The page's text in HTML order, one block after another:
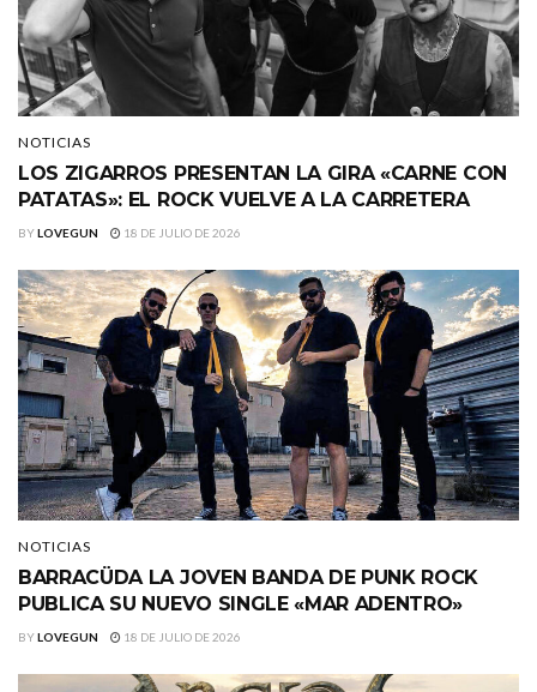
NOTICIAS
LOS ZIGARROS PRESENTAN LA GIRA «CARNE CON
PATATAS»: EL ROCK VUELVE A LA CARRETERA
BYLOVEGUN 18 DE JULIO DE 2026
NOTICIAS
BARRACÜDA LA JOVEN BANDA DE PUNK ROCK
PUBLICA SU NUEVO SINGLE «MAR ADENTRO»
BYLOVEGUN 18 DE JULIO DE 2026